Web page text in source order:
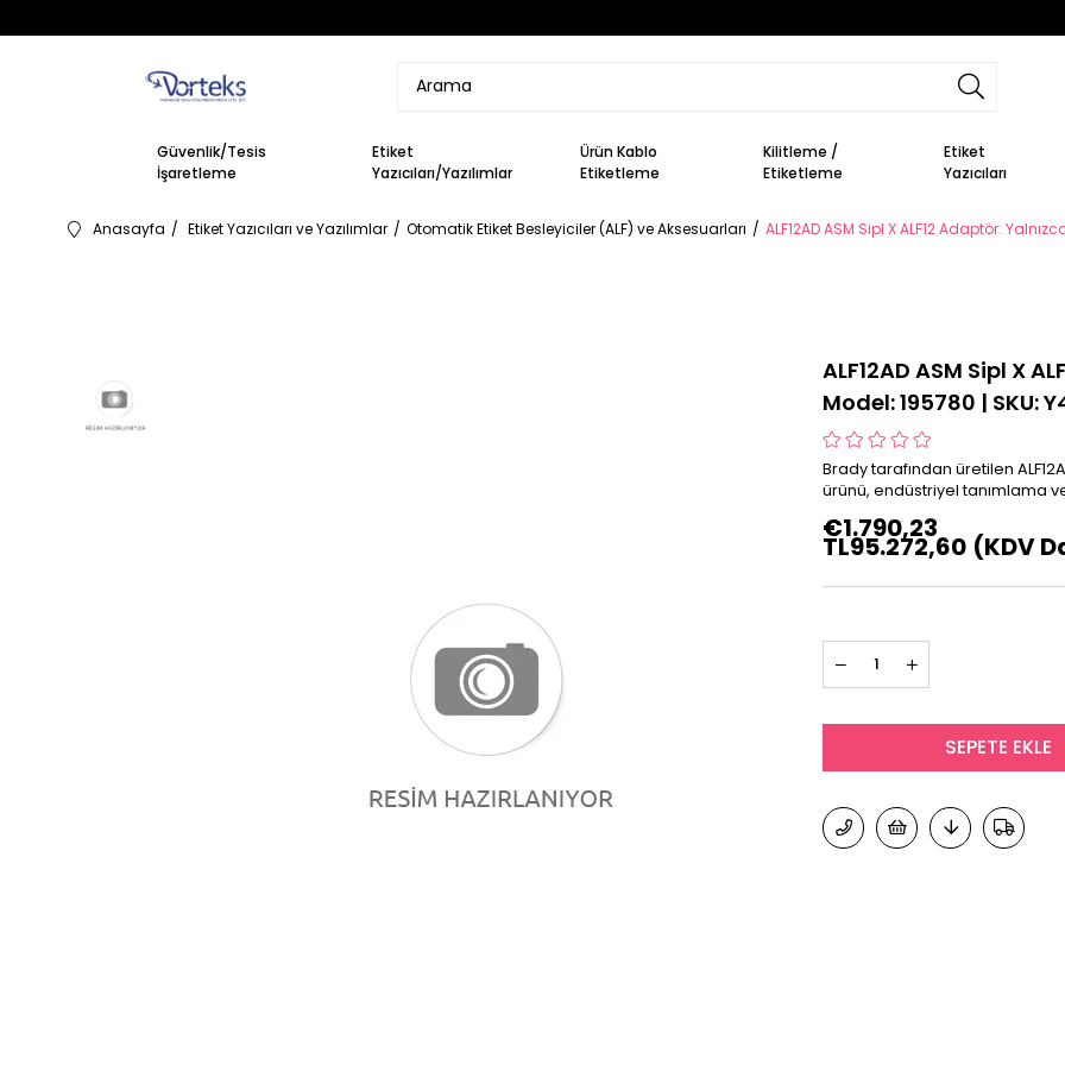
Güvenlik/Tesis
İşaretleme
Etiket
Yazıcıları/Yazılımlar
Ürün Kablo
Etiketleme
Kilitleme /
Etiketleme
Etiket
Yazıcıları
Anasayfa Etiket Yazıcıları ve Yazılımlar Otomatik Etiket Besleyiciler (ALF) ve Aksesuarları ALF12AD ASM Sipl X ALF12 Adaptör:
ALF12AD ASM Sipl X
Model: 195780 | SKU:
Brady tarafından üretilen
ürünü, endüstriyel tanımlama
€1.790,23
TL95.272,60 (KDV